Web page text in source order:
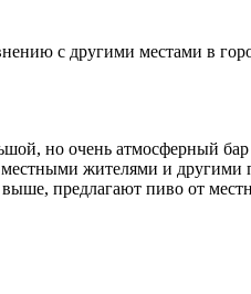
с другими местами в
но очень атмосферный
жителями и
предлагают пиво от